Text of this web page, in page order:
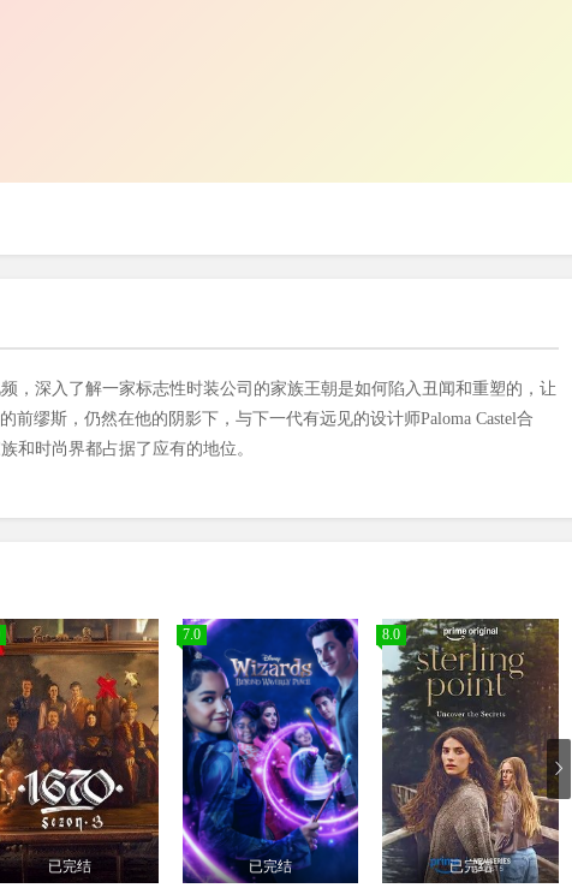
，深入了解一家标志性时装公司的家族王朝是如何陷入丑闻和重塑的，让
前缪斯，仍然在他的阴影下，与下一代有远见的设计师Paloma Castel合
和时尚界都占据了应有的地位。
已完结
7.0
已完结
8.0
已完结